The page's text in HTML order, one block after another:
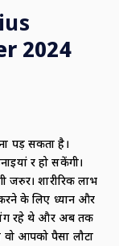
2024
पड़ सकता है।
दूर हो सकेंगी।
जरुर। शारीरिक लाभ
के लिए ध्यान और
रहे थे और अब तक
वो आपको पैसा लौटा